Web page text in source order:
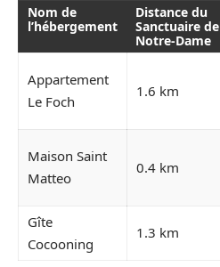
Nom de
l’hébergement
Distance du
Sanctuaire de
Notre-Dame
Appartement
Le Foch
1.6 km
Maison Saint
Matteo
0.4 km
Gîte
Cocooning
1.3 km